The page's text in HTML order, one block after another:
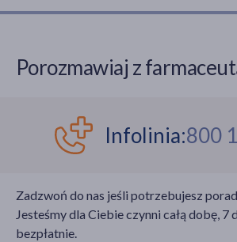
Porozmawiaj z
Infolinia:800
Zadzwoń do nas jeśli potrzebujesz
Jesteśmy dla Ciebie czynni całą dobę, 7
bezpłatnie.